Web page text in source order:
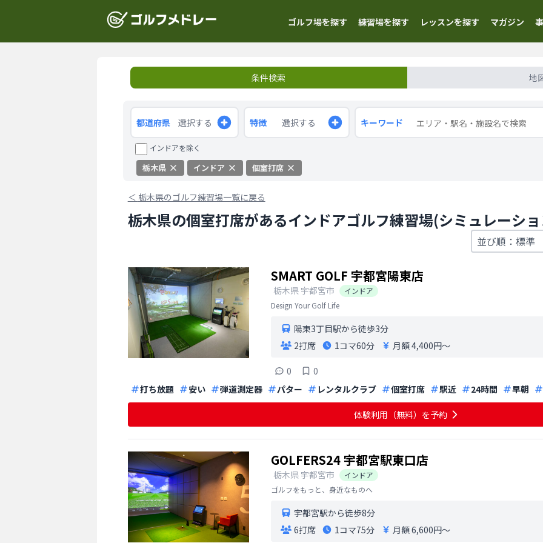
ゴルフ場を探す 練習場を探す レッスンを探す マガジン
条件検索 地
都道府県 選択する 特徴 選択する キーワード
インドアを除く
栃木県 インドア 個室打席
＜ 栃木県のゴルフ練習場一覧に戻る
栃木県の個室打席があるインドアゴルフ練習場(シミュレーシ
SMART GOLF 宇都宮陽東店
栃木県 宇都宮市
インドア
Design Your Golf Life
陽東3丁目駅から徒歩3分
2打席
1コマ60分 月額 4,400円〜
0
0
打ち放題
安い 弾道測定器 パター レンタルクラブ 個室打席 駅近 24時間 早朝
体験利用（無料）を予約
GOLFERS24 宇都宮駅東口店
栃木県 宇都宮市
インドア
ゴルフをもっと、身近なものへ
宇都宮駅から徒歩8分
6打席
1コマ75分 月額 6,600円〜